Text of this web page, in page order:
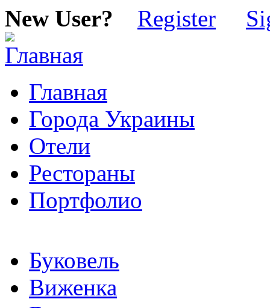
New User? Register
Главная
Города Украины
Отели
Рестораны
Портфолио
Буковель
Виженка